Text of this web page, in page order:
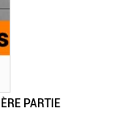
PARTIE